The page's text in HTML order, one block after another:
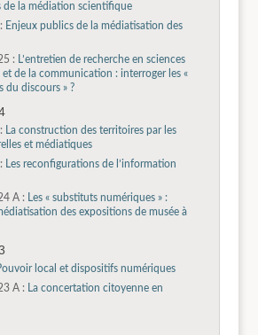
de la médiation scientifique
Enjeux publics de la médiatisation des
: L’entretien de recherche en sciences
de la communication : interroger les «
du discours » ?
La construction des territoires par les
et médiatiques
Les reconfigurations de l’information
A : Les « substituts numériques » :
des expositions de musée à
local et dispositifs numériques
A : La concertation citoyenne en